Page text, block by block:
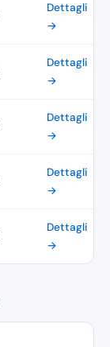
Dettagli
→
Dettagli
→
Dettagli
→
Dettagli
→
Dettagli
→